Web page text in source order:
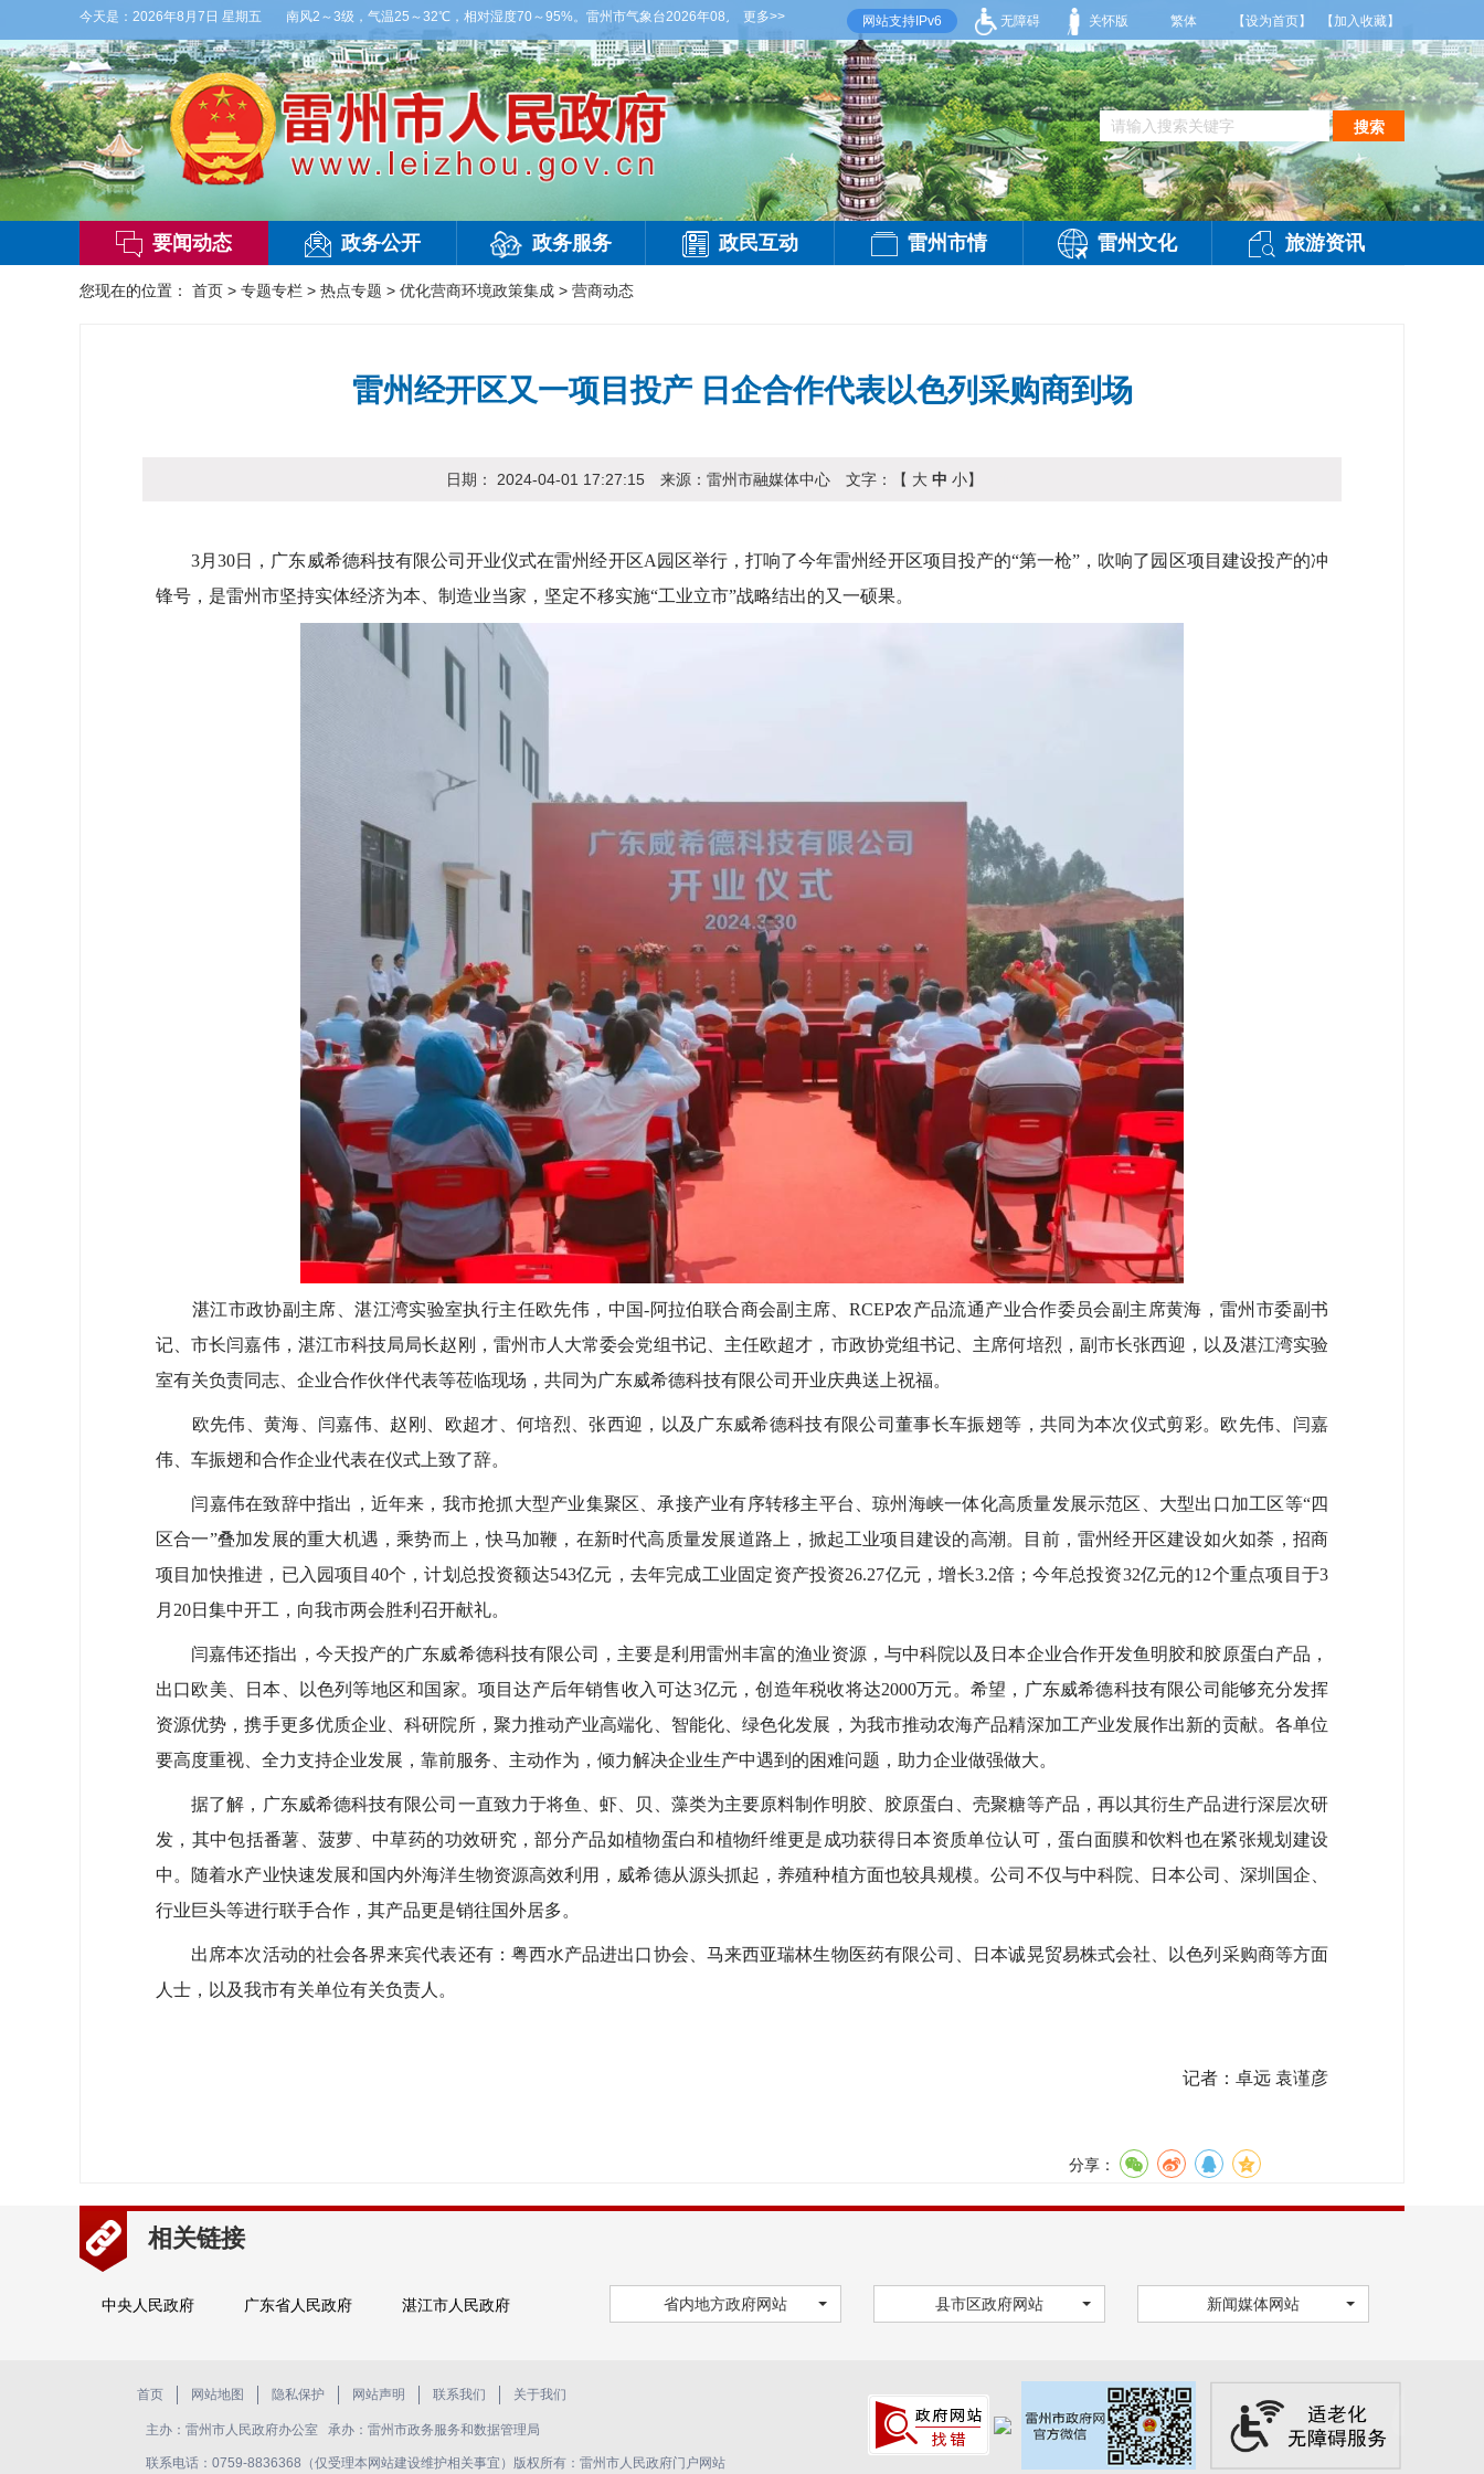
今天是： 2026年8月7日 星期五
天，阴天间多云，有雷阵雨，局部大雨，东南风2～3级，气温25～32℃，相对湿度70～95%。雷州市气象台2026年08月06日傍晚发布 【雷州晚间天气】今晚到明天白天，阴天间多云，有雷阵雨，局部大雨，东南风2～3级，气温25～32℃，相对湿
更多>> 网站支持IPv6 无障碍 关怀版 繁体 【设为首页】 【加入收藏】
搜索
要闻动态 政务公开 政务服务 政民互动 雷州市情 雷州文化 旅游资讯
您现在的位置： 首页 > 专题专栏 > 热点专题 > 优化营商环境政策集成 > 营商动态
雷州经开区又一项目投产 日企合作代表以色列采购商到场
日期： 2024-04-01 17:27:15 来源： 雷州市融媒体中心 文字：【 大 中 小】
3月30日，广东威希德科技有限公司开业仪式在雷州经开区A园区举行，打响了今年雷州经开区项目投产的“第一枪”，吹响了园区项目建设投产的冲
锋号，是雷州市坚持实体经济为本、制造业当家，坚定不移实施“工业立市”战略结出的又一硕果。
湛江市政协副主席、湛江湾实验室执行主任欧先伟，中国-阿拉伯联合商会副主席、RCEP农产品流通产业合作委员会副主席黄海，雷州市委副书
记、市长闫嘉伟，湛江市科技局局长赵刚，雷州市人大常委会党组书记、主任欧超才，市政协党组书记、主席何培烈，副市长张西迎，以及湛江湾实验
室有关负责同志、企业合作伙伴代表等莅临现场，共同为广东威希德科技有限公司开业庆典送上祝福。
欧先伟、黄海、闫嘉伟、赵刚、欧超才、何培烈、张西迎，以及广东威希德科技有限公司董事长车振翅等，共同为本次仪式剪彩。欧先伟、闫嘉
伟、车振翅和合作企业代表在仪式上致了辞。
闫嘉伟在致辞中指出，近年来，我市抢抓大型产业集聚区、承接产业有序转移主平台、琼州海峡一体化高质量发展示范区、大型出口加工区等“四
区合一”叠加发展的重大机遇，乘势而上，快马加鞭，在新时代高质量发展道路上，掀起工业项目建设的高潮。目前，雷州经开区建设如火如荼，招商
项目加快推进，已入园项目40个，计划总投资额达543亿元，去年完成工业固定资产投资26.27亿元，增长3.2倍；今年总投资32亿元的12个重点项目于3
月20日集中开工，向我市两会胜利召开献礼。
闫嘉伟还指出，今天投产的广东威希德科技有限公司，主要是利用雷州丰富的渔业资源，与中科院以及日本企业合作开发鱼明胶和胶原蛋白产品，
出口欧美、日本、以色列等地区和国家。项目达产后年销售收入可达3亿元，创造年税收将达2000万元。希望，广东威希德科技有限公司能够充分发挥
资源优势，携手更多优质企业、科研院所，聚力推动产业高端化、智能化、绿色化发展，为我市推动农海产品精深加工产业发展作出新的贡献。各单位
要高度重视、全力支持企业发展，靠前服务、主动作为，倾力解决企业生产中遇到的困难问题，助力企业做强做大。
据了解，广东威希德科技有限公司一直致力于将鱼、虾、贝、藻类为主要原料制作明胶、胶原蛋白、壳聚糖等产品，再以其衍生产品进行深层次研
发，其中包括番薯、菠萝、中草药的功效研究，部分产品如植物蛋白和植物纤维更是成功获得日本资质单位认可，蛋白面膜和饮料也在紧张规划建设
中。随着水产业快速发展和国内外海洋生物资源高效利用，威希德从源头抓起，养殖种植方面也较具规模。公司不仅与中科院、日本公司、深圳国企、
行业巨头等进行联手合作，其产品更是销往国外居多。
出席本次活动的社会各界来宾代表还有：粤西水产品进出口协会、马来西亚瑞林生物医药有限公司、日本诚晃贸易株式会社、以色列采购商等方面
人士，以及我市有关单位有关负责人。
记者： 卓远 袁谨彦
分享：
相关链接
中央人民政府 广东省人民政府 湛江市人民政府 省内地方政府网站 县市区政府网站 新闻媒体网站
首页 网站地图 隐私保护 网站声明 联系我们 关于我们
主办：雷州市人民政府办公室 承办：雷州市政务服务和数据管理局
联系电话：0759-8836368（仅受理本网站建设维护相关事宜）版权所有：雷州市人民政府门户网站